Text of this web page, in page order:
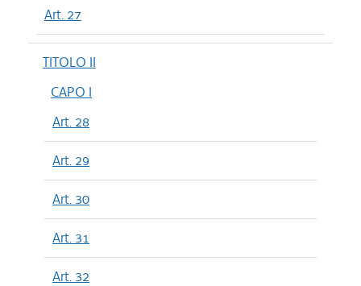
Art. 27
TITOLO II
CAPO I
Art. 28
Art. 29
Art. 30
Art. 31
Art. 32